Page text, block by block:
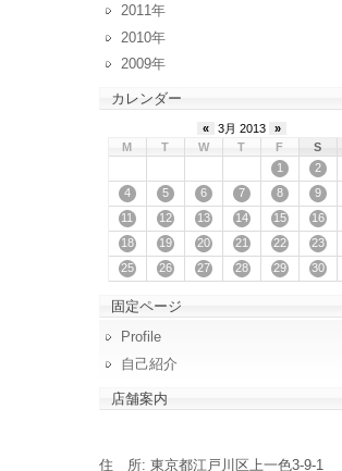
2011
2010
2009
カレンダー
« 3月 2013
»
M
T W T F S
1
2
4
5 6 7 8 9
11
12 13 14 15 16
18
19 20 21 22 23
25
26 27 28 29 30
固定ページ
Profile
自己紹介
店舗案内
住 所: 東京都江戸川区上一色3-9-1